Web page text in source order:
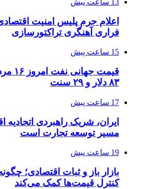
13 ساعت پیش
اعلام جرم پلیس امنیت
فراری آهنگری تراکتورسازی
15 ساعت پیش
قیمت
۸۳ دلار و ۲۹ سنت
17 ساعت پیش
ایران، شریک راهبردی اتحادیه
مسیر توسعه تجارت است
19 ساعت پیش
بازار باز و ثبات اقتصادی؛
کنترل قیمت‌ها کمک می‌کند